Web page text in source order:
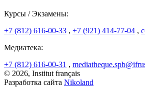
Курсы / Экзамены:
+7 (812) 616-00-33 , +7 (921) 414-77-04 ,
Медиатека:
+7 (812) 616-00-31 ,
© 2026, Institut français
Разработка сайта Nikoland